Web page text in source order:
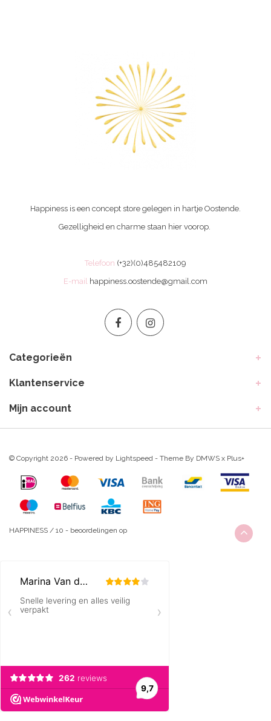
Happiness is een concept store gelegen in hartje Oostende.
Gezelligheid en charme staan hier voorop.
Telefoon (+32)(0)485482109
E-mail happiness.oostende@gmail.com
Categorieën
Klantenservice
Mijn account
© Copyright 2026 - Powered by Lightspeed - Theme By DMWS x Plus+
HAPPINESS / 10 - beoordelingen op